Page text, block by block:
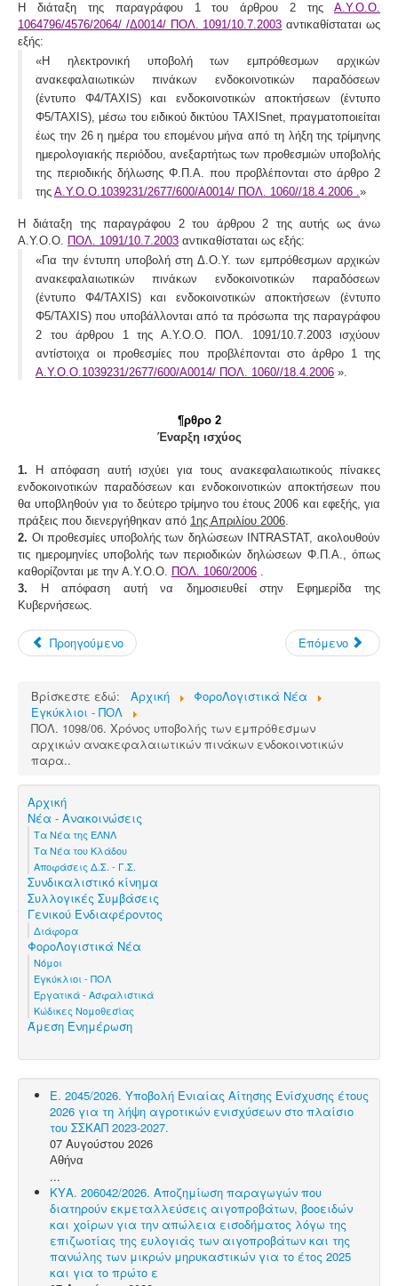
Η διάταξη της παραγράφου 1 του άρθρου 2 της Α.Υ.Ο.Ο.
1064796/4576/2064/ /Δ0014/ ΠΟΛ. 1091/10.7.2003 αντικαθίσταται ως
εξής:
«Η ηλεκτρονική υποβολή των εμπρόθεσμων αρχικών
ανακεφαλαιωτικών πινάκων ενδοκοινοτικών παραδόσεων
(έντυπο Φ4/TAXIS) και ενδοκοινοτικών αποκτήσεων (έντυπο
Φ5/TAXIS), μέσω του ειδικού δικτύου TAXISnet, πραγματοποιείται
έως την 26 η ημέρα του επομένου μήνα από τη λήξη της τρίμηνης
ημερολογιακής περιόδου, ανεξαρτήτως των προθεσμιών υποβολής
της περιοδικής δήλωσης Φ.Π.Α. που προβλέπονται στο άρθρο 2
της Α.Υ.Ο.Ο.1039231/2677/600/Α0014/ ΠΟΛ. 1060//18.4.2006 . »
Η διάταξη της παραγράφου 2 του άρθρου 2 της αυτής ως άνω
Α.Υ.Ο.Ο.
ΠΟΛ. 1091/10.7.2003 αντικαθίσταται ως εξής:
«Για την έντυπη υποβολή στη Δ.Ο.Υ. των εμπρόθεσμων αρχικών
ανακεφαλαιωτικών πινάκων ενδοκοινοτικών παραδόσεων
(έντυπο Φ4/TAXIS) και ενδοκοινοτικών αποκτήσεων (έντυπο
Φ5/TAXIS) που υποβάλλονται από τα πρόσωπα της παραγράφου
2 του άρθρου 1 της Α.Υ.Ο.Ο. ΠΟΛ. 1091/10.7.2003 ισχύουν
αντίστοιχα οι προθεσμίες που προβλέπονται στο άρθρο 1 της
Α.Υ.Ο.Ο.1039231/2677/600/Α0014/ ΠΟΛ. 1060//18.4.2006 ».
¶ρθρο 2
Έναρξη ισχύος
1. Η απόφαση αυτή ισχύει για τους ανακεφαλαιωτικούς πίνακες
ενδοκοινοτικών παραδόσεων και ενδοκοινοτικών αποκτήσεων που
θα υποβληθούν για το δεύτερο τρίμηνο του έτους 2006 και εφεξής, για
πράξεις που διενεργήθηκαν από 1ης Απριλίου 2006
2. Οι προθεσμίες υποβολής των δηλώσεων INTRASTAT, ακολουθούν
τις ημερομηνίες υποβολής των περιοδικών δηλώσεων Φ.Π.Α., όπως
καθορίζονται με την Α.Υ.Ο.Ο.
ΠΟΛ. 1060/2006
3. Η απόφαση αυτή να δημοσιευθεί στην Εφημερίδα της
Κυβερνήσεως.
Προηγούμενο Επόμενο
Βρίσκεστε εδώ: Αρχική
ΦοροΛογιστικά Νέα
Εγκύκλιοι - ΠΟΛ
ΠΟΛ. 1098/06. Χρόνος υποβολής των εμπρόθεσμων
αρχικών ανακεφαλαιωτικών πινάκων ενδοκοινοτικών
παρα..
Αρχική
Νέα - Ανακοινώσεις
Τα Νέα της ΕΛΝΛ
Τα Νέα του Κλάδου
Αποφάσεις Δ.Σ. - Γ.Σ.
Συνδικαλιστικό κίνημα
Συλλογικές Συμβάσεις
Γενικού Ενδιαφέροντος
Διάφορα
ΦοροΛογιστικά Νέα
Νόμοι
Εγκύκλιοι - ΠΟΛ
Εργατικά - Ασφαλιστικά
Κώδικες Νομοθεσίας
Άμεση Ενημέρωση
Ε. 2045/2026. Υποβολή Ενιαίας Αίτησης Ενίσχυσης έτους
2026 για τη λήψη αγροτικών ενισχύσεων στο πλαίσιο
του ΣΣΚΑΠ 2023-2027.
07 Αυγούστου 2026
Αθήνα
...
ΚΥΑ. 206042/2026. Αποζημίωση παραγωγών που
διατηρούν εκμεταλλεύσεις αιγοπροβάτων, βοοειδών
και χοίρων για την απώλεια εισοδήματος λόγω της
επιζωοτίας της ευλογιάς των αιγοπροβάτων και της
πανώλης των μικρών μηρυκαστικών για το έτος 2025
και για το πρώτο ε